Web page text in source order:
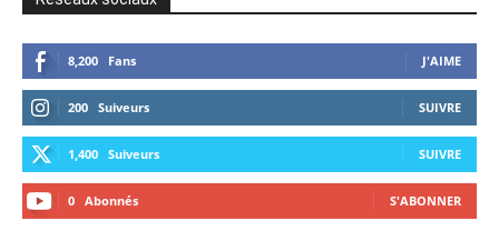
8,200 Fans J'AIME
200 Suiveurs SUIVRE
1,400 Suiveurs SUIVRE
0 Abonnés S'ABONNER